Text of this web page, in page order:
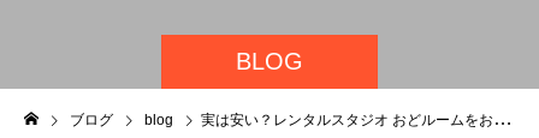
BLOG
ブログ blog 実は安い？レンタルスタジオ おどルームをお得に使う裏ワザ5選